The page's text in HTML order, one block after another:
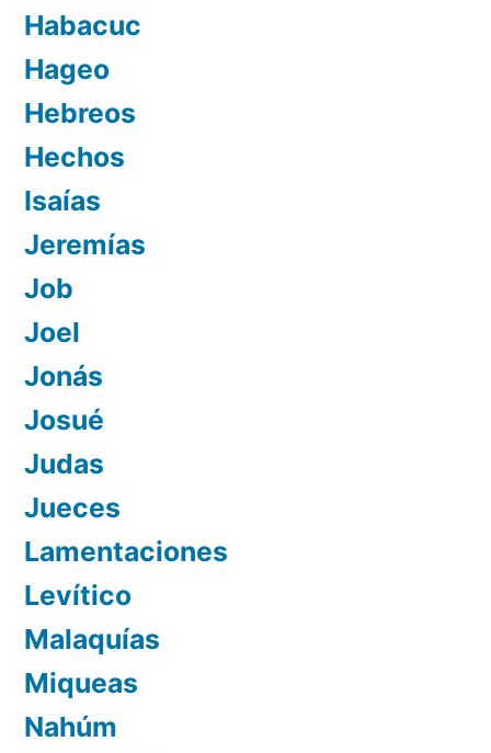
Habacuc
Hageo
Hebreos
Hechos
Isaías
Jeremías
Job
Joel
Jonás
Josué
Judas
Jueces
Lamentaciones
Levítico
Malaquías
Miqueas
Nahúm